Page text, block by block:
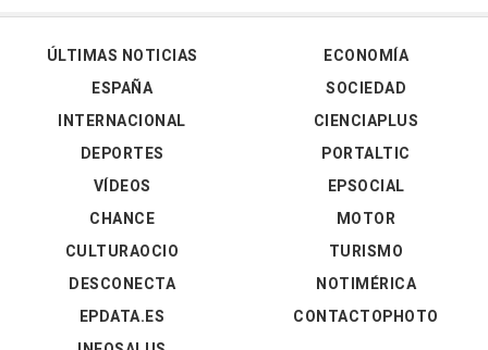
ÚLTIMAS NOTICIAS
ESPAÑA
INTERNACIONAL
DEPORTES
VÍDEOS
ECONOMÍA
SOCIEDAD
CIENCIAPLUS
PORTALTIC
EPSOCIAL
CHANCE
CULTURAOCIO
DESCONECTA
EPDATA.ES
MOTOR
TURISMO
NOTIMÉRICA
CONTACTOPHOTO